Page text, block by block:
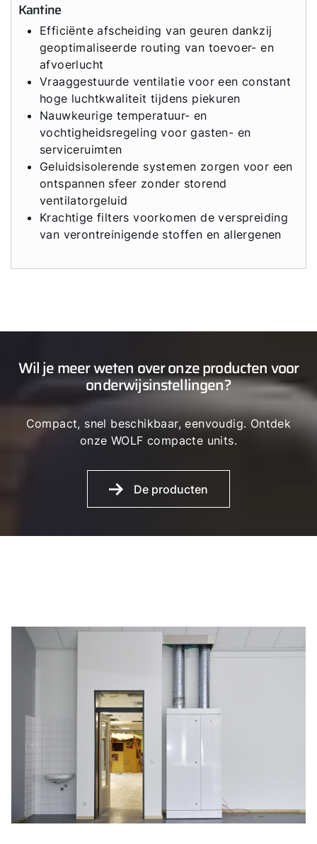
Kantine
Efficiënte afscheiding van geuren dankzij
geoptimaliseerde routing van toevoer- en
afvoerlucht
Vraaggestuurde ventilatie voor een constant
hoge luchtkwaliteit tijdens piekuren
Nauwkeurige temperatuur- en
vochtigheidsregeling voor gasten- en
serviceruimten
Geluidsisolerende systemen zorgen voor een
ontspannen sfeer zonder storend
ventilatorgeluid
Krachtige filters voorkomen de verspreiding
van verontreinigende stoffen en allergenen
Wil je meer weten over onze producten voor
onderwijsinstellingen?
Compact, snel beschikbaar, eenvoudig. Ontdek
onze WOLF compacte units.
De producten